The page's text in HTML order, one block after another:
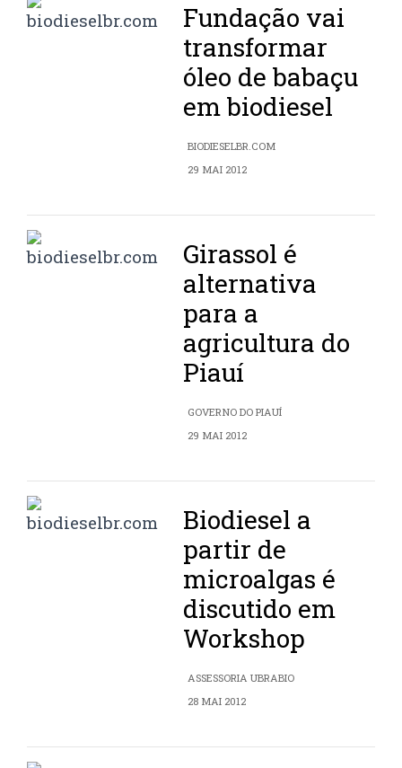
Fundação vai
transformar
óleo de babaçu
em biodiesel
BIODIESELBR.COM
29 MAI 2012
Girassol é
alternativa
para a
agricultura do
Piauí
GOVERNO DO PIAUÍ
29 MAI 2012
Biodiesel a
partir de
microalgas é
discutido em
Workshop
ASSESSORIA UBRABIO
28 MAI 2012